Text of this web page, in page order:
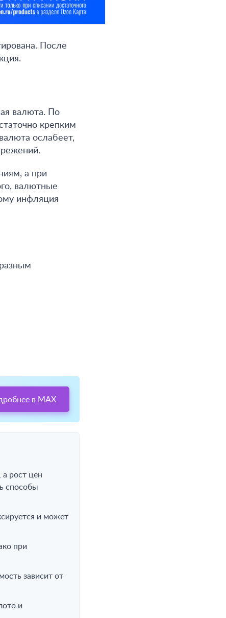
После
валюта. По
крепким
ослабеет,
а при
валютные
инфляция
в MAX
а рост цен
способы
и может
при
зависит от
и